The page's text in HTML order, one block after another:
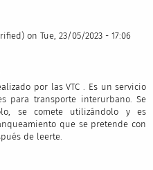
on Tue, 23/05/2023 - 17:06
por las VTC . Es un servicio
para transporte interurbano. Se
se comete utilizándolo y es
que se pretende con
de leerte.